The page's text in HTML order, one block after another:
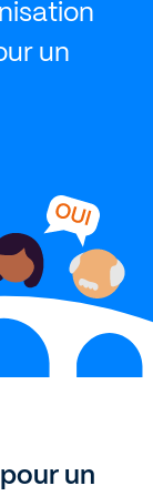
un
un